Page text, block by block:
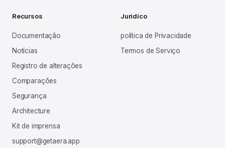
Recursos
Documentação
Notícias
Registro de alterações
Comparações
Segurança
Architecture
Kit de imprensa
support@getaera.app
Jurídico
política de Privacidade
Termos de Serviço